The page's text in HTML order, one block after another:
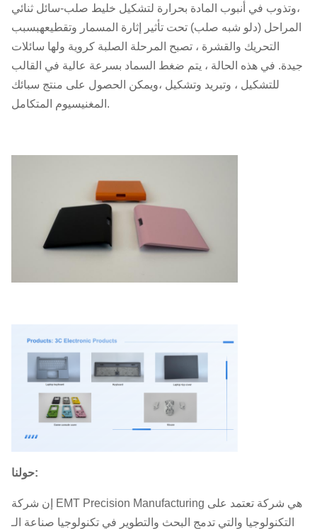
،وتذوب في أنبوب المادة بحرارة لتشكيل خليط صلب-سائل ثنائي
المراحل (دلو شبه صلب) تحت تأثير إثارة المسمار وتقطيعهبسبب
التحريك والقشرة ، تصبح المرحلة الصلبة كروية ولها سائلات
جيدة. في هذه الحالة ، يتم ضغط السماد بسرعة عالية في القالب
للتشكيل ، وتبريد وتشكيل ،ويمكن الحصول على منتج سبائك
المغنيسيوم المتكامل.
حولنا:
إن شركة EMT Precision Manufacturing هي شركة تعتمد على
التكنولوجيا والتي تدمج البحث والتطوير في تكنولوجيا صناعة الـ